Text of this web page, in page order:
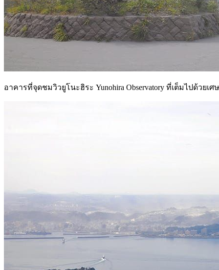
อาคารที่จุดชมวิวยูโนะฮิระ Yunohira Observatory ที่เต็มไปด้วยเศ